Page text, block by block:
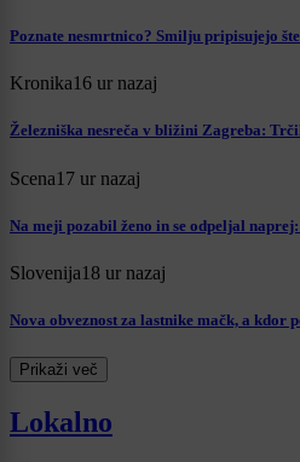
Poznate nesmrtnico? Smilju pripisujejo
Kronika16 ur nazaj
Železniška nesreča v bližini Zagreba:
Scena17 ur nazaj
Na meji pozabil ženo in se odpeljal
Slovenija18 ur nazaj
Nova obveznost za lastnike mačk, a kdor
Prikaži več
Lokalno